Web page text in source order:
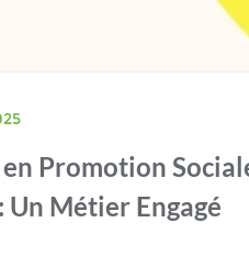
Promotion
Un Métier Engagé